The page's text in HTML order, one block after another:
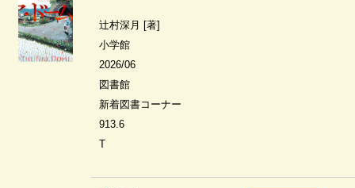
辻村深月 [著]
小学館
2026/06
図書館
新着図書コーナー
913.6
T